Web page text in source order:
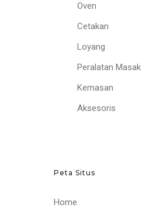
Oven
Cetakan
Loyang
Peralatan Masak
Kemasan
Aksesoris
Peta Situs
Home